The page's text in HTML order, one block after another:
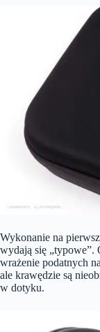
Wykonanie na
wydają się „typowe”.
wrażenie podatnych
ale krawędzie są
w dotyku.